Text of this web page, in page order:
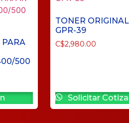
500
TONER
GPR-39
C$2,980.00
Solicitar